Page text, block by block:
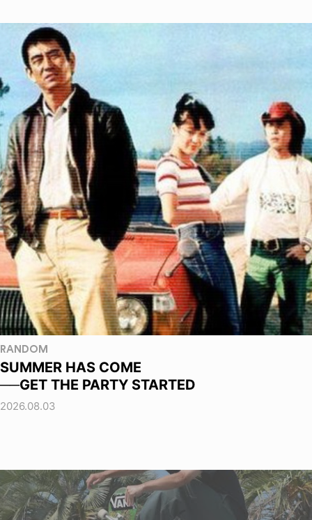
RANDOM
SUMMER HAS COME
──GET THE PARTY STARTED
2026.08.03